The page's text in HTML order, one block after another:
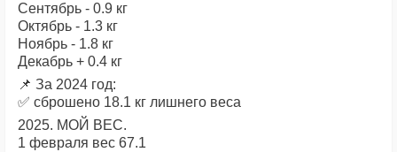
Сентябрь - 0.9 кг
Октябрь - 1.3 кг
Ноябрь - 1.8 кг
Декабрь + 0.4 кг
📌 За 2024 год:
✅ сброшено 18.1 кг лишнего веса
2025. МОЙ ВЕС.
1 февраля вес 67.1